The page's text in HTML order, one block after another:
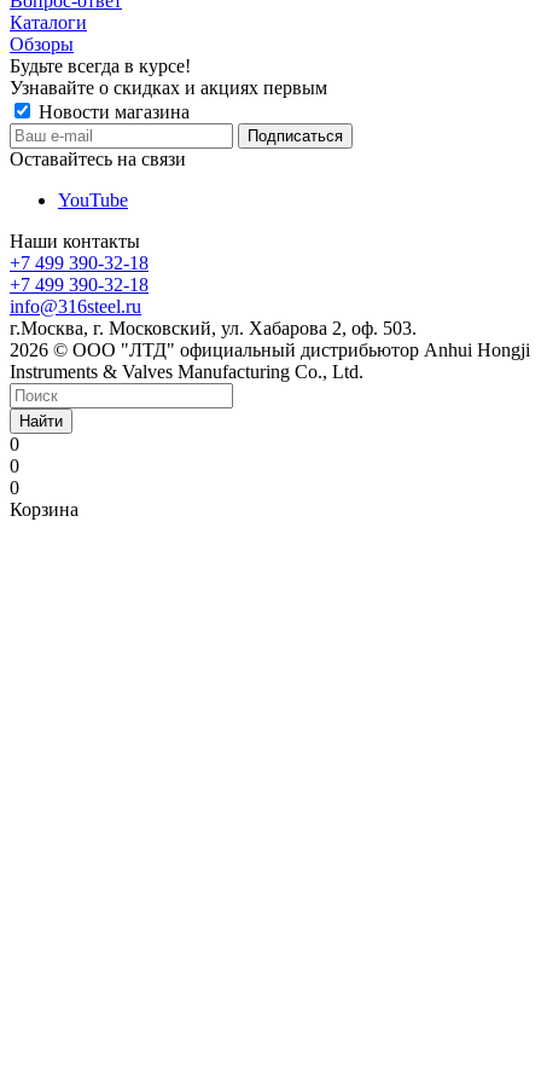
Каталоги
Обзоры
Будьте всегда в курсе!
Узнавайте о скидках и акциях первым
Новости магазина
Оставайтесь на связи
YouTube
Наши контакты
+7 499 390-32-18
+7 499 390-32-18
info@316steel.ru
г.Москва, г. Московский, ул. Хабарова 2, оф. 503.
2026 © ООО "ЛТД" официальный дистрибьютор Anhui Hongji
Instruments & Valves Manufacturing Co., Ltd.
Найти
0
0
0
Корзина